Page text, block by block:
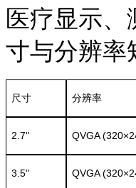
医疗显示
寸与分辨率
尺寸 分辨率
2.7" QVGA
3.5" QVGA